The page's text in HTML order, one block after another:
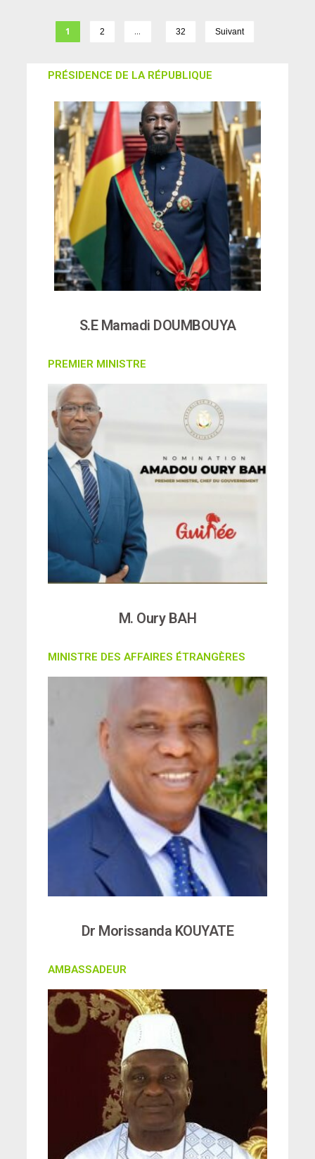
1 2 … 32 Suivant
PRÉSIDENCE DE LA RÉPUBLIQUE
S.E Mamadi DOUMBOUYA
PREMIER MINISTRE
M. Oury BAH
MINISTRE DES AFFAIRES ÉTRANGÈRES
Dr Morissanda KOUYATE
AMBASSADEUR